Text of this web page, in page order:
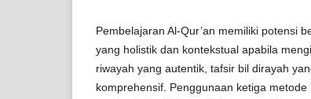
Pembelajaran Al-Qur’an memiliki potensi
yang holistik dan kontekstual apabila
riwayah yang autentik, tafsir bil dirayah
komprehensif. Penggunaan ketiga